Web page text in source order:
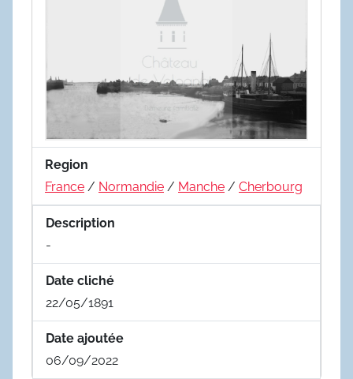
Region
France / Normandie / Manche / Cherbourg
Description
-
Date cliché
22/05/1891
Date ajoutée
06/09/2022